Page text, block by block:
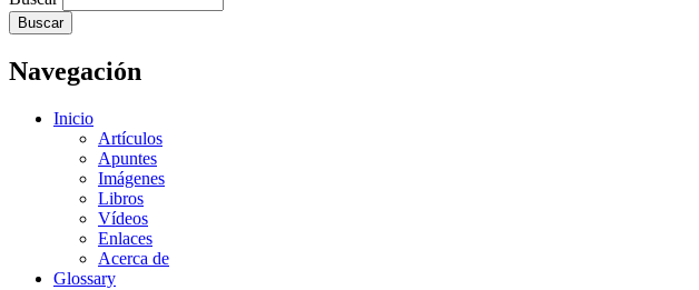
Navegación
Inicio
Artículos
Apuntes
Imágenes
Libros
Vídeos
Enlaces
Acerca de
Glossary